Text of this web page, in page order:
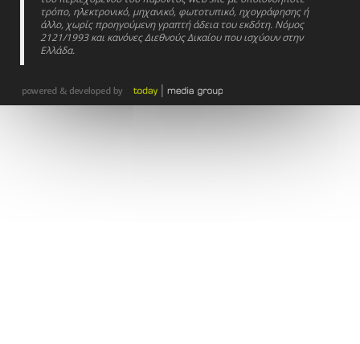
τρόπο, ηλεκτρονικό, μηχανικό, φωτοτυπικό, ηχογράφησης ή
άλλο, χωρίς προηγούμενη γραπτή άδεια του εκδότη. Νόμος
2121/1993 και κανόνες Διεθνούς Δικαίου που ισχύουν στην
Ελλάδα.